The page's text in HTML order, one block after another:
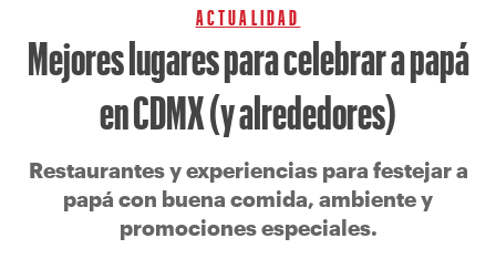
ACTUALIDAD
Mejores lugares para celebrar a papá
en CDMX (y alrededores)
Restaurantes y experiencias para festejar a
papá con buena comida, ambiente y
promociones especiales.